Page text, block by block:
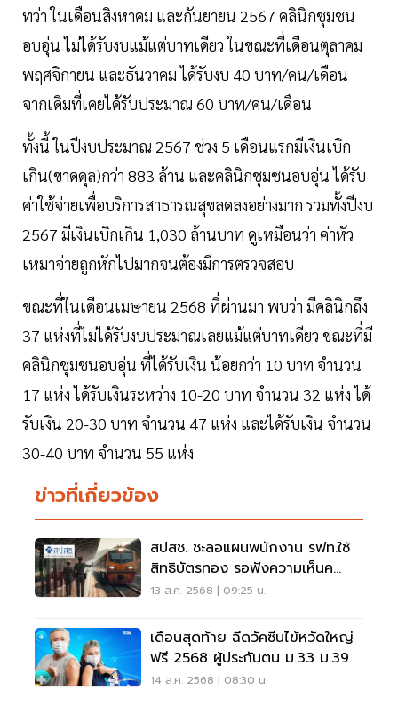
ทว่า ในเดือนสิงหาคม และกันยายน 2567 คลินิกชุมชน
อบอุ่น ไม่ได้รับงบแม้แต่บาทเดียว ในขณะที่เดือนตุลาคม
พฤศจิกายน และธันวาคม ได้รับงบ 40 บาท/คน/เดือน
จากเดิมที่เคยได้รับประมาณ 60 บาท/คน/เดือน
ทั้งนี้ ในปีงบประมาณ 2567 ช่วง 5 เดือนแรกมีเงินเบิก
เกิน(ขาดดุล)กว่า 883 ล้าน และคลินิกชุมชนอบอุ่น ได้รับ
ค่าใช้จ่ายเพื่อบริการสาธารณสุขลดลงอย่างมาก รวมทั้งปีงบ
2567 มีเงินเบิกเกิน 1,030 ล้านบาท ดูเหมือนว่า ค่าหัว
เหมาจ่ายถูกหักไปมากจนต้องมีการตรวจสอบ
ขณะที่ในเดือนเมษายน 2568 ที่ผ่านมา พบว่า มีคลินิกถึง
37 แห่งที่ไม่ได้รับงบประมาณเลยแม้แต่บาทเดียว ขณะที่มี
คลินิกชุมชนอบอุ่น ที่ได้รับเงิน น้อยกว่า 10 บาท จำนวน
17 แห่ง ได้รับเงินระหว่าง 10-20 บาท จำนวน 32 แห่ง ได้
รับเงิน 20-30 บาท จำนวน 47 แห่ง และได้รับเงิน จำนวน
30-40 บาท จำนวน 55 แห่ง
ข่าวที่เกี่ยวข้อง
สปสช. ชะลอแผนพนักงาน รฟท.ใช้
สิทธิบัตรทอง รอฟังความเห็นค
รม.ก่อน
13 ส.ค. 2568 | 09:25 น.
เดือนสุดท้าย ฉีดวัคซีนไข้หวัดใหญ่
ฟรี 2568 ผู้ประกันตน ม.33 ม.39
14 ส.ค. 2568 | 08:30 น.